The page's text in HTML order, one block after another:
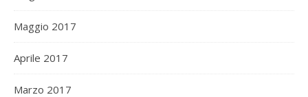
Maggio 2017
Aprile 2017
Marzo 2017